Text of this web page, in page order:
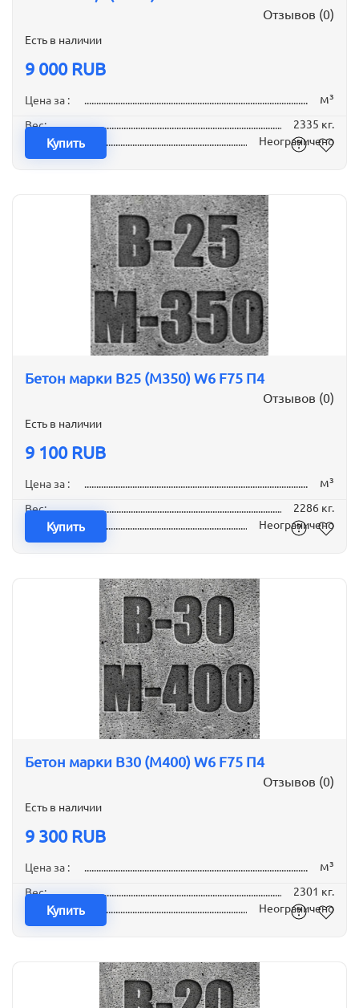
Отзывов (0)
Есть в наличии
9 000 RUB
Цена за : м³
Вес:
2335 кг.
Наличие:
Неограничено
Купить
Бетон марки B25 (М350) W6 F75 П4
Отзывов (0)
Есть в наличии
9 100 RUB
Цена за : м³
Вес:
2286 кг.
Наличие:
Неограничено
Купить
Бетон марки B30 (М400) W6 F75 П4
Отзывов (0)
Есть в наличии
9 300 RUB
Цена за : м³
Вес:
2301 кг.
Наличие:
Неограничено
Купить